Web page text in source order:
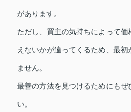
があります。
ただし、買主の気持ちによって
えないかが違ってくるため、最初
ません。
最善の方法を見つけるためにもぜ
い。